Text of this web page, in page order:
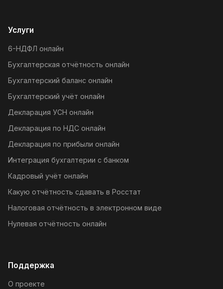
Услуги
6-НДФЛ онлайн
Бухгалтерская отчётность онлайн
Бухгалтерский баланс онлайн
Бухгалтерский учёт онлайн
Декларация УСН онлайн
Декларация по НДС онлайн
Декларация по прибыли онлайн
Интеграция бухгалтерии с банком
Кадровый учёт онлайн
Какую отчётность сдавать в Росстат
Налоговая отчётность в электронном виде
Нулевая отчётность онлайн
Поддержка
О проекте